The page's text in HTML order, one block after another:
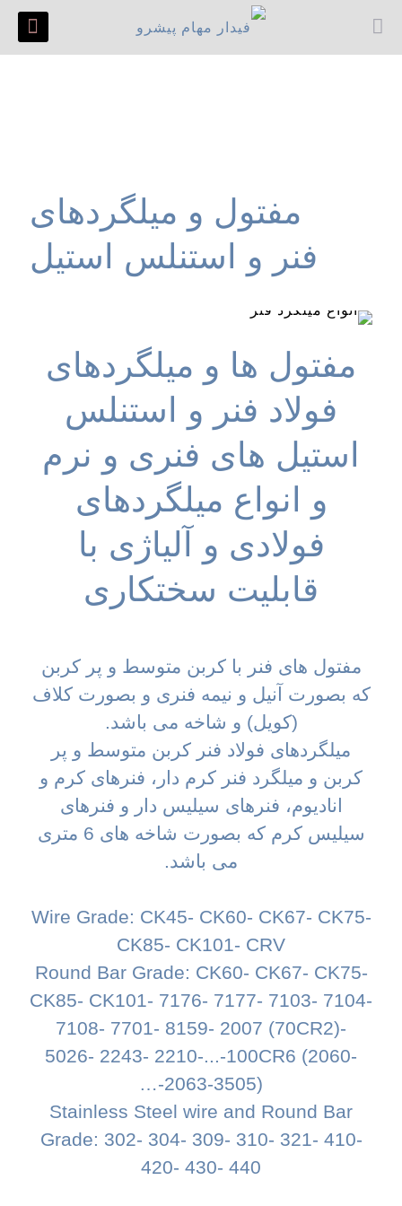
مفتول و میلگردهای
فنر و استنلس استیل
مفتول ها و میلگردهای
فولاد فنر و استنلس
استیل های فنری و نرم
و انواع میلگردهای
فولادی و آلیاژی با
قابلیت سختکاری
مفتول های فنر با کربن متوسط و پر کربن
که بصورت آنیل و نیمه فنری و بصورت کلاف
(کویل) و شاخه می باشد.
میلگردهای فولاد فنر کربن متوسط و پر
کربن و میلگرد فنر کرم دار، فنرهای کرم و
انادیوم، فنرهای سیلیس دار و فنرهای
سیلیس کرم که بصورت شاخه های 6 متری
می باشد.
Wire Grade: CK45- CK60- CK67- CK75-
CK85- CK101- CRV
Round Bar Grade: CK60- CK67- CK75-
CK85- CK101- 7176- 7177- 7103- 7104-
7108- 7701- 8159- 2007 (70CR2)-
5026- 2243- 2210-...-100CR6 (2060-
2063-3505)-…
Stainless Steel wire and Round Bar
Grade: 302- 304- 309- 310- 321- 410-
420- 430- 440